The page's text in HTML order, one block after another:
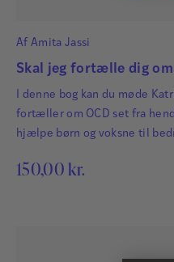
Af Amita Jassi
Skal jeg fortælle dig om
I denne bog kan du møde
fortæller om OCD set fra
hjælpe børn og voksne til
150,00 kr.